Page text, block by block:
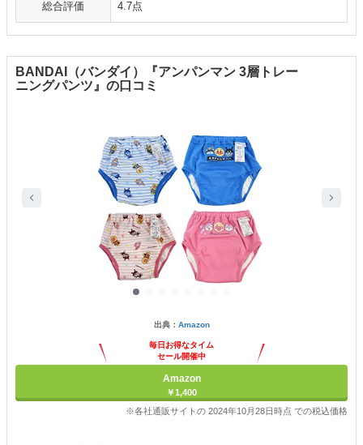
総合評価 4.7点
BANDAI（バンダイ）『アンパンマン 3層トレー
ニングパンツ』の口コミ
出典： Amazon
毎日お得なタイム
セール開催中
Amazon
￥1,400
※各社通販サイトの 2024年10月28日時点 での税込価格